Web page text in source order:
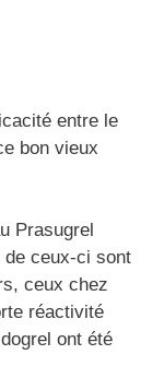
entre le
bon vieux
Prasugrel
de ceux-ci sont
ceux chez
réactivité
ont été